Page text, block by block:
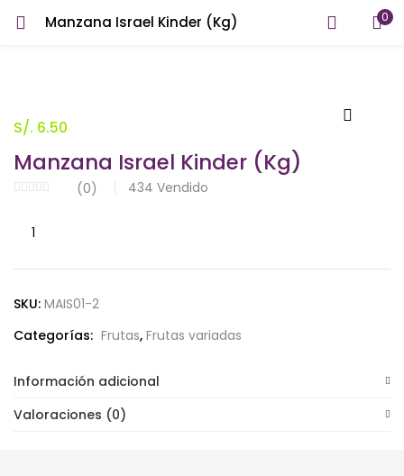
Manzana Israel Kinder (Kg) 0
INICIAR SESIÓN REGISTRARSE
Manzana Israel Kinder (Kg)
(0) 434 Vendido
S/. 6.50
Manzana
Kinder
(Kg)
SKU: MAIS01-2
Categorías: Frutas, Frutas variadas
Información adicional
Valoraciones (0)